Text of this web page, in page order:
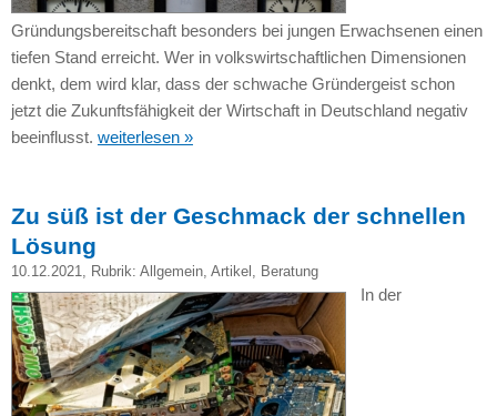
Gründungsbereitschaft besonders bei jungen Erwachsenen einen
tiefen Stand erreicht. Wer in volkswirtschaftlichen Dimensionen
denkt, dem wird klar, dass der schwache Gründergeist schon
jetzt die Zukunftsfähigkeit der Wirtschaft in Deutschland negativ
beeinflusst. weiterlesen »
Zu süß ist der Geschmack der schnellen
Lösung
10.12.2021, Rubrik: Allgemein, Artikel , Beratung
In der